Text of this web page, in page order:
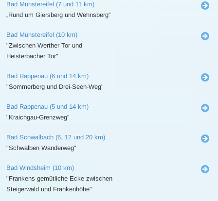
Bad Münstereifel (7 und 11 km)
„Rund um Giersberg und Wehnsberg“
Bad Münstereifel (10 km)
"Zwischen Werther Tor und
Heisterbacher Tor"
Bad Rappenau (6 und 14 km)
"Sommerberg und Drei-Seen-Weg"
Bad Rappenau (5 und 14 km)
"Kraichgau-Grenzweg"
Bad Schwalbach (6, 12 und 20 km)
"Schwalben Wanderweg"
Bad Windsheim (10 km)
"Frankens gemütliche Ecke zwischen
Steigerwald und Frankenhöhe"